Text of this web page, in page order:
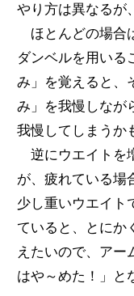
やり方は異なるが
ほとんどの場合
ダンベルを用いる
み」を覚えると、
み」を我慢しなが
我慢してしまうか
逆にウエイトを
が、疲れている場
少し重いウエイト
ていると、とにか
えたいので、アー
はや～めた！」と